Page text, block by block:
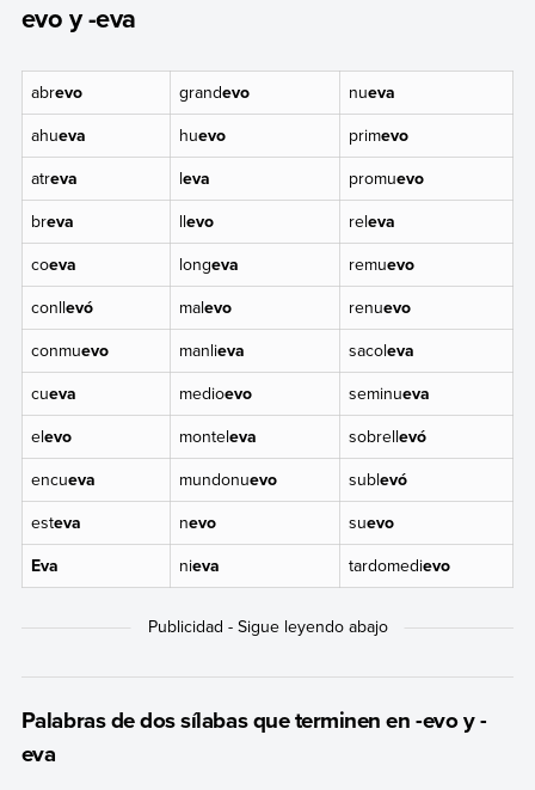
evo y -eva
abrevo grandevo nueva
ahueva huevo primevo
atreva leva promuevo
breva llevo releva
coeva longeva remuevo
conllevó malevo renuevo
conmuevo manlieva sacoleva
cueva medioevo seminueva
elevo monteleva sobrellevó
encueva mundonuevo sublevó
esteva nevo suevo
Eva
nieva tardomedievo
Palabras de dos sílabas que terminen en -evo y -
eva